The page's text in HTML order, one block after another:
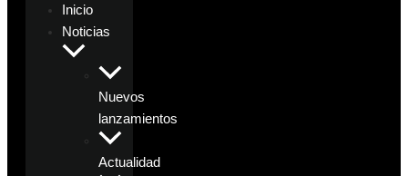
Inicio
Noticias
Nuevos
lanzamientos
Actualidad